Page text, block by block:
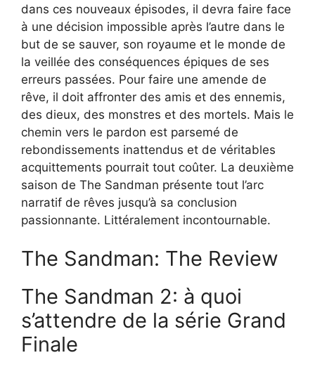
dans ces nouveaux épisodes, il devra faire face
à une décision impossible après l’autre dans le
but de se sauver, son royaume et le monde de
la veillée des conséquences épiques de ses
erreurs passées. Pour faire une amende de
rêve, il doit affronter des amis et des ennemis,
des dieux, des monstres et des mortels. Mais le
chemin vers le pardon est parsemé de
rebondissements inattendus et de véritables
acquittements pourrait tout coûter. La deuxième
saison de The Sandman présente tout l’arc
narratif de rêves jusqu’à sa conclusion
passionnante. Littéralement incontournable.
The Sandman: The Review
The Sandman 2: à quoi
s’attendre de la série Grand
Finale